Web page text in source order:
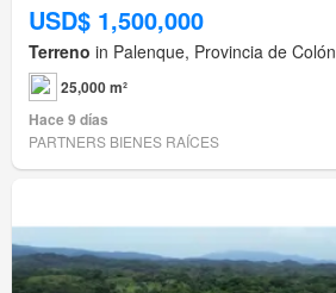
USD$ 1,500,000
Terreno in Palenque, Provincia de Colón
25,000 m²
Hace 9 días
PARTNERS BIENES RAÍCES